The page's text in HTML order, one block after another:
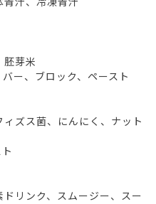
芽米
ー、ブロック、ペースト
ズス菌、にんにく、ナット
リンク、スムージー、スー